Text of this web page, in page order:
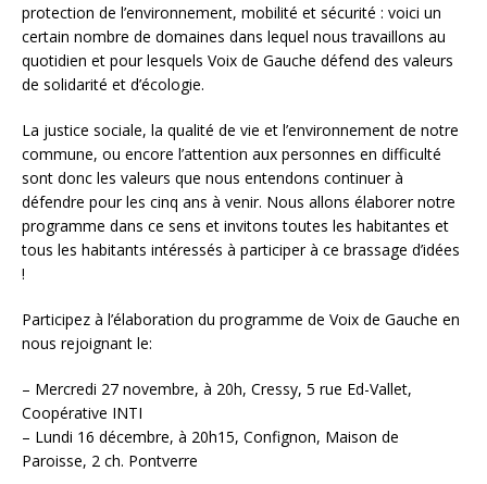
protection de l’environnement, mobilité et sécurité : voici un
certain nombre de domaines dans lequel nous travaillons au
quotidien et pour lesquels Voix de Gauche défend des valeurs
de solidarité et d’écologie.
La justice sociale, la qualité de vie et l’environnement de notre
commune, ou encore l’attention aux personnes en difficulté
sont donc les valeurs que nous entendons continuer à
défendre pour les cinq ans à venir. Nous allons élaborer notre
programme dans ce sens et invitons toutes les habitantes et
tous les habitants intéressés à participer à ce brassage d’idées
!
Participez à l’élaboration du programme de Voix de Gauche en
nous rejoignant le:
– Mercredi 27 novembre, à 20h, Cressy, 5 rue Ed-Vallet,
Coopérative INTI
– Lundi 16 décembre, à 20h15, Confignon, Maison de
Paroisse, 2 ch. Pontverre